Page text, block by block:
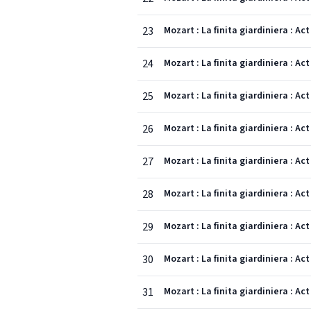
23 Mozart : La finita giardiniera :
24 Mozart : La finita giardiniera :
25 Mozart : La finita giardiniera :
26 Mozart : La finita giardiniera :
27 Mozart : La finita giardiniera :
28 Mozart : La finita giardiniera :
29 Mozart : La finita giardiniera :
30 Mozart : La finita giardiniera :
31 Mozart : La finita giardiniera :